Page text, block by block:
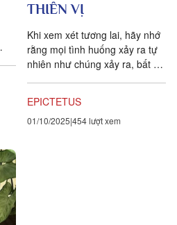
THIÊN VỊ
Khi xem xét tương lai, hãy nhớ
rằng mọi tình huống xảy ra tự
nhiên như chúng xảy ra, bất kể
EPICTETUS
01/10/2025 454 lượt xem